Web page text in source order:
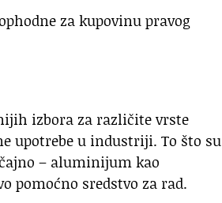
za kupovinu pravog
izbora za različite vrste
upotrebe u industriji. To što su
– aluminijum kao
pomoćno sredstvo za rad.